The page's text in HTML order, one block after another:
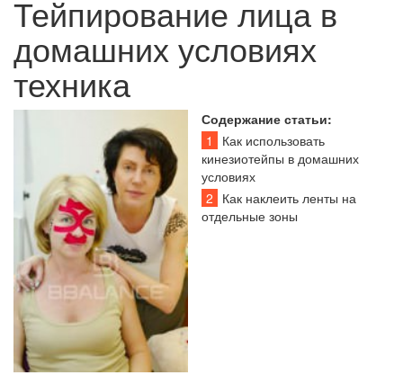
Тейпирование лица в
домашних условиях
техника
Содержание статьи:
1
Как использовать
кинезиотейпы в домашних
условиях
2 Как наклеить ленты на
отдельные зоны